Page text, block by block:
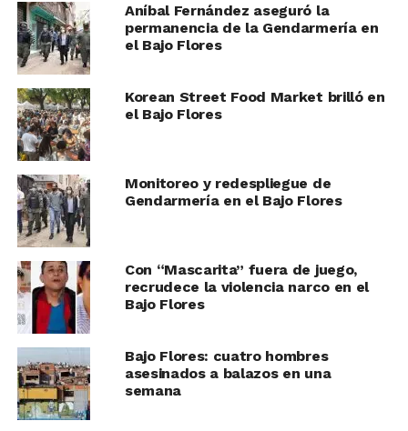
Aníbal Fernández aseguró la
permanencia de la Gendarmería en
el Bajo Flores
Korean Street Food Market brilló en
el Bajo Flores
Monitoreo y redespliegue de
Gendarmería en el Bajo Flores
Con “Mascarita” fuera de juego,
recrudece la violencia narco en el
Bajo Flores
Bajo Flores: cuatro hombres
asesinados a balazos en una
semana